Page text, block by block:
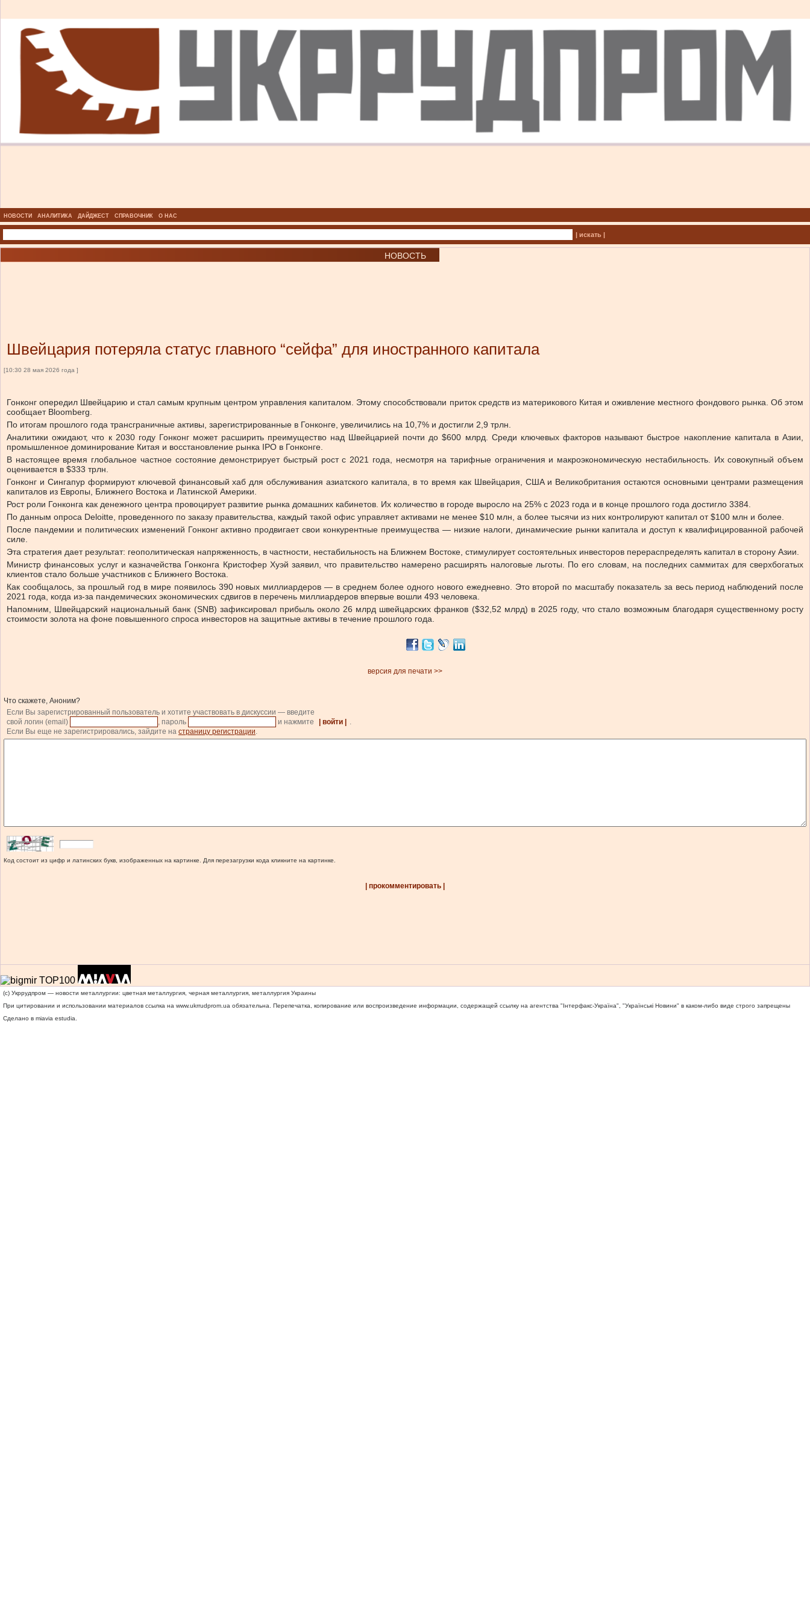
НОВОСТИ АНАЛИТИКА ДАЙДЖЕСТ СПРАВОЧНИК О НАС
| искать |
НОВОСТЬ
Швейцария потеряла статус главного “сейфа” для иностранного капитала
[10:30 28 мая 2026 года ]
Гонконг опередил Швейцарию и стал самым крупным центром управления капиталом. Этому способствовали приток средств из материкового Китая и оживление местного фондового рынка. Об этом
сообщает Bloomberg.
По итогам прошлого года трансграничные активы, зарегистрированные в Гонконге, увеличились на 10,7% и достигли 2,9 трлн.
Аналитики ожидают, что к 2030 году Гонконг может расширить преимущество над Швейцарией почти до $600 млрд. Среди ключевых факторов называют быстрое накопление капитала в Азии,
промышленное доминирование Китая и восстановление рынка IPO в Гонконге.
В настоящее время глобальное частное состояние демонстрирует быстрый рост с 2021 года, несмотря на тарифные ограничения и макроэкономическую нестабильность. Их совокупный объем
оценивается в $333 трлн.
Гонконг и Сингапур формируют ключевой финансовый хаб для обслуживания азиатского капитала, в то время как Швейцария, США и Великобритания остаются основными центрами размещения
капиталов из Европы, Ближнего Востока и Латинской Америки.
Рост роли Гонконга как денежного центра провоцирует развитие рынка домашних кабинетов. Их количество в городе выросло на 25% с 2023 года и в конце прошлого года достигло 3384.
По данным опроса Deloitte, проведенного по заказу правительства, каждый такой офис управляет активами не менее $10 млн, а более тысячи из них контролируют капитал от $100 млн и более.
После пандемии и политических изменений Гонконг активно продвигает свои конкурентные преимущества — низкие налоги, динамические рынки капитала и доступ к квалифицированной рабочей
силе.
Эта стратегия дает результат: геополитическая напряженность, в частности, нестабильность на Ближнем Востоке, стимулирует состоятельных инвесторов перераспределять капитал в сторону Азии.
Министр финансовых услуг и казначейства Гонконга Кристофер Хуэй заявил, что правительство намерено расширять налоговые льготы. По его словам, на последних саммитах для сверхбогатых
клиентов стало больше участников с Ближнего Востока.
Как сообщалось, за прошлый год в мире появилось 390 новых миллиардеров — в среднем более одного нового ежедневно. Это второй по масштабу показатель за весь период наблюдений после
2021 года, когда из-за пандемических экономических сдвигов в перечень миллиардеров впервые вошли 493 человека.
Напомним, Швейцарский национальный банк (SNB) зафиксировал прибыль около 26 млрд швейцарских франков ($32,52 млрд) в 2025 году, что стало возможным благодаря существенному росту
стоимости золота на фоне повышенного спроса инвесторов на защитные активы в течение прошлого года.
версия для печати >>
Что скажете, Аноним?
Если Вы зарегистрированный пользователь и хотите участвовать в дискуссии — введите
свой логин (email)
, пароль и нажмите | войти |
.
Если Вы еще не зарегистрировались, зайдите на страницу регистрации.
Код состоит из цифр и латинских букв, изображенных на картинке. Для перезагрузки кода кликните на картинке.
| прокомментировать |
(c) Укррудпром — новости металлургии: цветная металлургия, черная металлургия, металлургия Украины
При цитировании и использовании материалов ссылка на www.ukrrudprom.ua обязательна. Перепечатка, копирование или воспроизведение информации, содержащей ссылку на агентства "Iнтерфакс-Україна", "Українськi Новини" в каком-либо виде строго запрещены
Сделано в miavia estudia.